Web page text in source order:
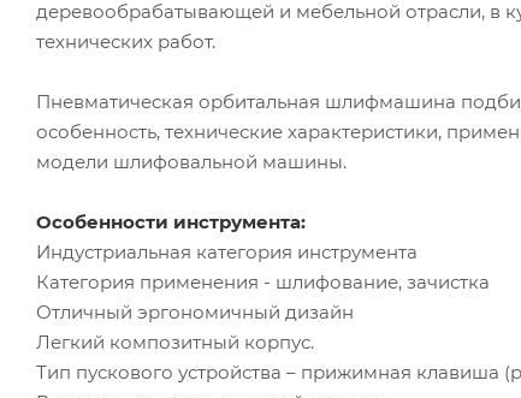
деревообрабатывающей и мебельной отрасли, в
технических работ.
Пневматическая орбитальная шлифмашина
особенность, технические характеристики,
модели шлифовальной машины.
Особенности инструмента:
Индустриальная категория инструмента
Категория применения - шлифование, зачистка
Отличный эргономичный дизайн
Легкий композитный корпус.
Тип пускового устройства – прижимная клавиша